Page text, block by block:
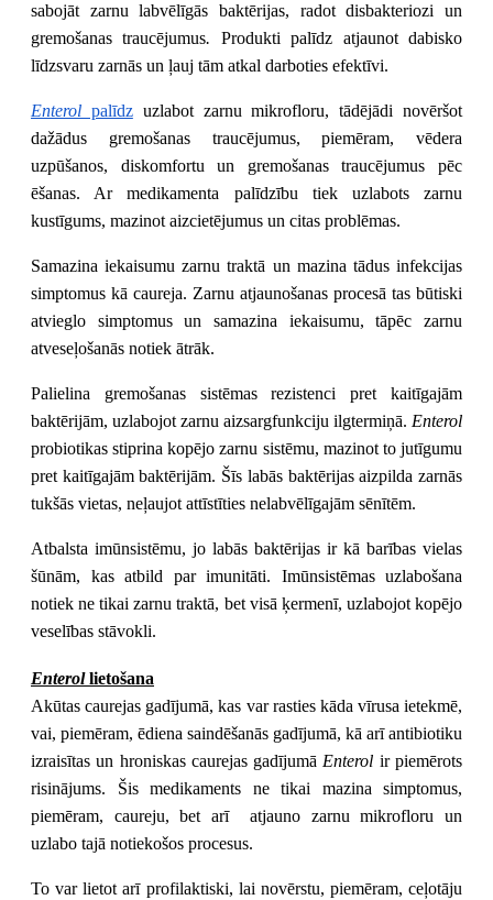
sabojāt zarnu labvēlīgās baktērijas, radot disbakteriozi un
gremošanas traucējumus. Produkti palīdz atjaunot dabisko
līdzsvaru zarnās un ļauj tām atkal darboties efektīvi.
Enterol palīdzuzlabot zarnu mikrofloru, tādējādi novēršot
dažādus gremošanas traucējumus, piemēram, vēdera
uzpūšanos, diskomfortu un gremošanas traucējumus pēc
ēšanas. Ar medikamenta palīdzību tiek uzlabots zarnu
kustīgums, mazinot aizcietējumus un citas problēmas.
Samazina iekaisumu zarnu traktā un mazina tādus infekcijas
simptomus kā caureja. Zarnu atjaunošanas procesā tas būtiski
atvieglo simptomus un samazina iekaisumu, tāpēc zarnu
atveseļošanās notiek ātrāk.
Palielina gremošanas sistēmas rezistenci pret kaitīgajām
baktērijām, uzlabojot zarnu aizsargfunkciju ilgtermiņā. Enterol
probiotikas stiprina kopējo zarnu sistēmu, mazinot to jutīgumu
pret kaitīgajām baktērijām. Šīs labās baktērijas aizpilda zarnās
tukšās vietas, neļaujot attīstīties nelabvēlīgajām sēnītēm.
Atbalsta imūnsistēmu, jo labās baktērijas ir kā barības vielas
šūnām, kas atbild par imunitāti. Imūnsistēmas uzlabošana
notiek ne tikai zarnu traktā, bet visā ķermenī, uzlabojot kopējo
veselības stāvokli.
Enterollietošana
Akūtas caurejas gadījumā, kas var rasties kāda vīrusa ietekmē,
vai, piemēram, ēdiena saindēšanās gadījumā, kā arī antibiotiku
izraisītas un hroniskas caurejas gadījumā Enterol ir piemērots
risinājums. Šis medikaments ne tikai mazina simptomus,
piemēram, caureju, bet arī atjauno zarnu mikrofloru un
uzlabo tajā notiekošos procesus.
To var lietot arī profilaktiski, lai novērstu, piemēram, ceļotāju